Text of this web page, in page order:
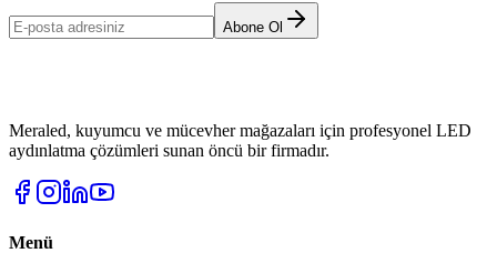
Abone Ol
Meraled, kuyumcu ve mücevher mağazaları için profesyonel LED
aydınlatma çözümleri sunan öncü bir firmadır.
Menü